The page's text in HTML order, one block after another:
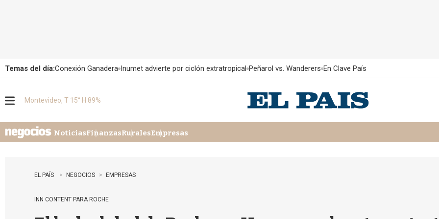
Temas del día:Conexión Ganadera Inumet advierte por ciclón extratropical Peñarol vs. Wanderers En Clave País
u
Montevideo, T 15° H 89%
NoticiasFinanzasRuralesEmpresas
EL PAÍS NEGOCIOS EMPRESAS
INN CONTENT PARA ROCHE